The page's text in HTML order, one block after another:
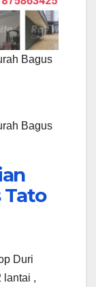
Bagus
Bagus
Tato
Duri
lantai ,